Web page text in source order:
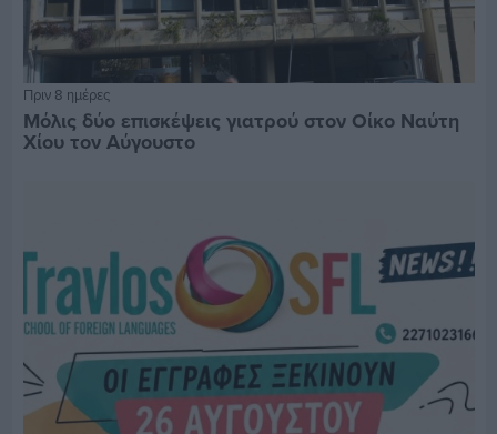
Πριν 8 ημέρες
Μόλις δύο επισκέψεις γιατρού στον Οίκο Ναύτη
Χίου τον Αύγουστο